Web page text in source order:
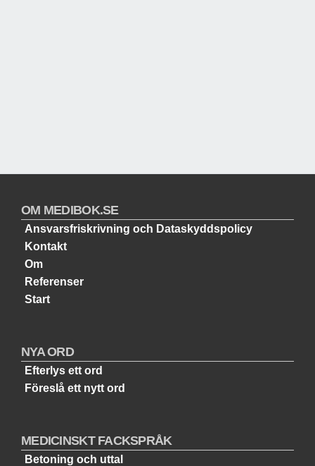
OM MEDIBOK.SE
Ansvarsfriskrivning och Dataskyddspolicy
Kontakt
Om
Referenser
Start
NYA ORD
Efterlys ett ord
Föreslå ett nytt ord
MEDICINSKT FACKSPRÅK
Betoning och uttal